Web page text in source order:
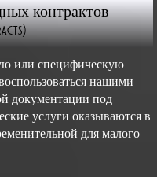
контрактов
или специфическую
нашими
документации под
услуги оказываются в
для малого